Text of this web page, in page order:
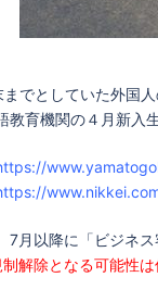
でとしていた外国
教育機関の４月新入
7月以降に「ビジ
解除となる可能性は